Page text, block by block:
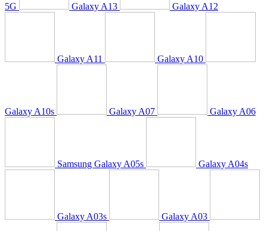
5G Galaxy A13 Galaxy A12
Galaxy A11 Galaxy A10
Galaxy A10s Galaxy A07 Galaxy A06
Samsung Galaxy A05s Galaxy A04s
Galaxy A03s Galaxy A03